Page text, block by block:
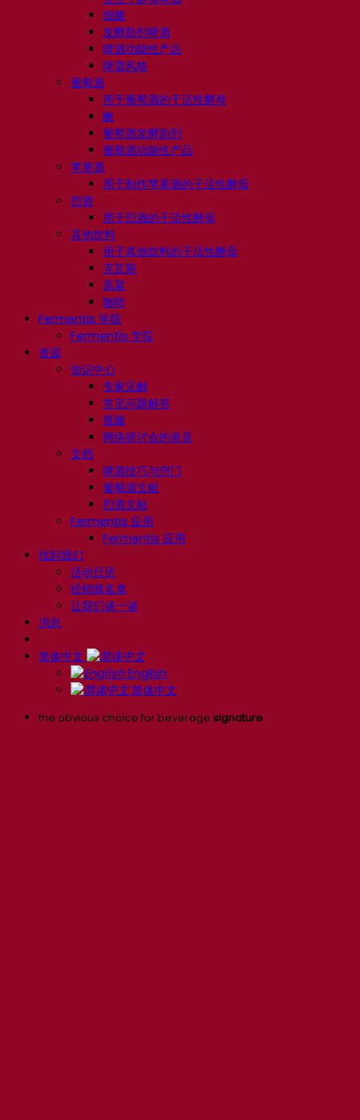
细菌
发酵助剂啤酒
啤酒功能性产品
啤酒风格
葡萄酒
用于葡萄酒的干活性酵母
酶
葡萄酒发酵助剂
葡萄酒功能性产品
苹果酒
用于制作苹果酒的干活性酵母
烈酒
用于烈酒的干活性酵母
其他饮料
用于其他饮料的干活性酵母
克瓦斯
高粱
咖啡
Fermentis 学院
Fermentis 学院
资源
知识中心
专家见解
常见问题解答
视频
网络研讨会的录音
文档
啤酒技巧与窍门
葡萄酒文献
烈酒文献
Fermentis 应用
Fermentis 应用
找到我们
活动日历
经销商名单
让我们谈一谈
消息
简体中文
English
简体中文
the obvious choice for beverage signature